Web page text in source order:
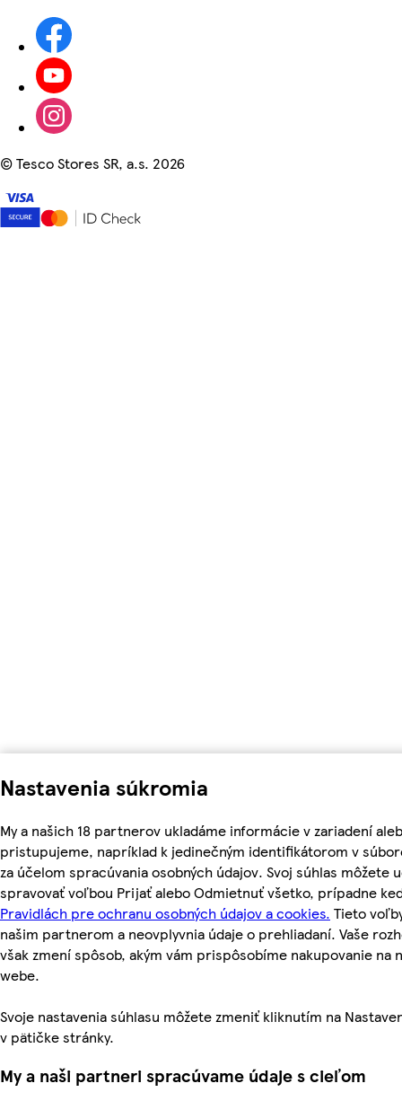
Nastavenia súkromia
My a našich 18 partnerov ukladáme informácie v zariadení
pristupujeme, napríklad k jedinečným identifikátorom v
za účelom spracúvania osobných údajov. Svoj súhlas môžete
spravovať voľbou Prijať alebo Odmietnuť všetko, prípadne
Pravidlách pre ochranu osobných údajov a cookies. Tieto
našim partnerom a neovplyvnia údaje o prehliadaní. Vaše
však zmení spôsob, akým vám prispôsobíme nakupovanie na
webe.
Svoje nastavenia súhlasu môžete zmeniť kliknutím na
v pätičke stránky.
My a naši partneri spracúvame údaje s cieľom
©Tesco Stores SR, a.s. 2026